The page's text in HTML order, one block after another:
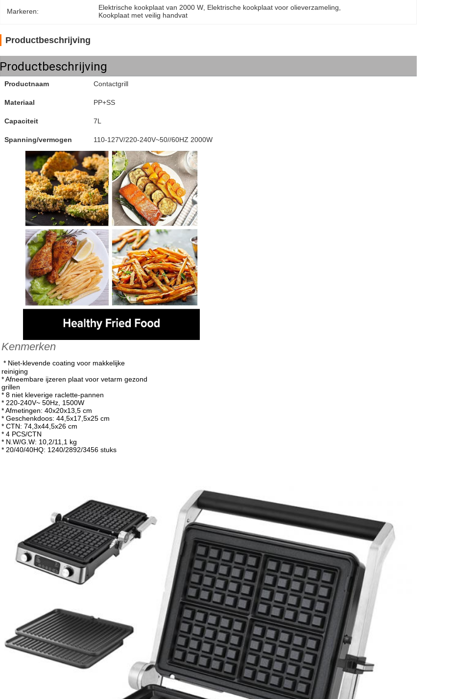
Markeren: Elektrische kookplaat van 2000 W Elektrische kookplaat voor olieverzameling
Kookplaat met veilig handvat
Productbeschrijving
Productbeschrijving
Productnaam Contactgrill
Materiaal PP+SS
Capaciteit 7L
Spanning/vermogen 110-127V/220-240V~50//60HZ 2000W
Kenmerken
* Niet-klevende coating voor makkelijke
reiniging
* Afneembare ijzeren plaat voor vetarm gezond
grillen
* 8 niet kleverige raclette-pannen
* 220-240V~ 50Hz, 1500W
* Afmetingen: 40x20x13,5 cm
* Geschenkdoos: 44,5x17,5x25 cm
* CTN: 74,3x44,5x26 cm
* 4 PCS/CTN
* N.W/G.W: 10,2/11,1 kg
* 20/40/40HQ: 1240/2892/3456 stuks